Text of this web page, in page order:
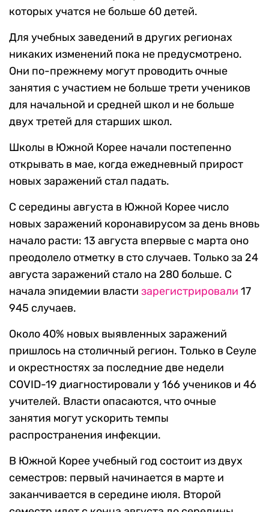
которых учатся не больше 60 детей.
Для учебных заведений в других регионах
никаких изменений пока не предусмотрено.
Они по-прежнему могут проводить очные
занятия с участием не больше трети учеников
для начальной и средней школ и не больше
двух третей для старших школ.
Школы в Южной Корее начали постепенно
открывать в мае, когда ежедневный прирост
новых заражений стал падать.
С середины августа в Южной Корее число
новых заражений коронавирусом за день вновь
начало расти: 13 августа впервые с марта оно
преодолело отметку в сто случаев. Только за 24
августа заражений стало на 280 больше. С
начала эпидемии власти зарегистрировали 17
945 случаев.
Около 40% новых выявленных заражений
пришлось на столичный регион. Только в Сеуле
и окрестностях за последние две недели
COVID-19 диагностировали у 166 учеников и 46
учителей. Власти опасаются, что очные
занятия могут ускорить темпы
распространения инфекции.
В Южной Корее учебный год состоит из двух
семестров: первый начинается в марте и
заканчивается в середине июля. Второй